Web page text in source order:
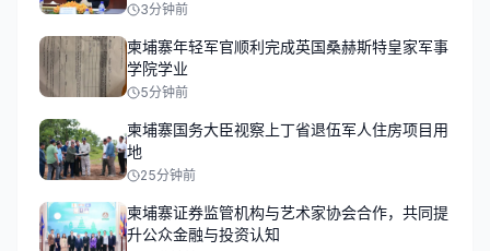
3分钟前
柬埔寨年轻军官顺利完成英国桑赫斯特皇家军事
学院学业
5分钟前
柬埔寨国务大臣视察上丁省退伍军人住房项目用
地
25分钟前
柬埔寨证券监管机构与艺术家协会合作，共同提
升公众金融与投资认知